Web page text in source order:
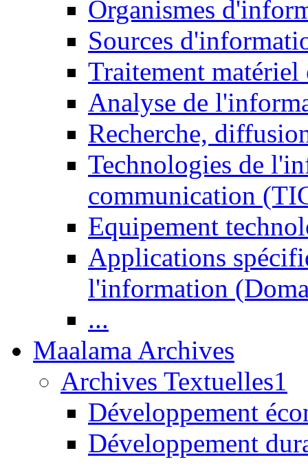
Organismes
Sources
Traitement matériel
Analyse de
Recherche,
Technologies de
communication
Equipement
Applications
l'information
...
Maalama Archives
Archives Textuelles1
Développement
Développement